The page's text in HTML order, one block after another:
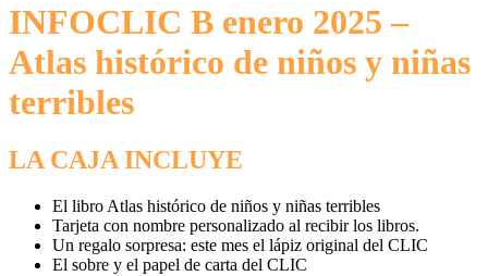
INFOCLIC B enero 2025 –
Atlas histórico de niños y niñas
terribles
LA CAJA INCLUYE
El libro Atlas histórico de niños y niñas terribles
Tarjeta con nombre personalizado al recibir los libros.
Un regalo sorpresa: este mes el lápiz original del CLIC
El sobre y el papel de carta del CLIC